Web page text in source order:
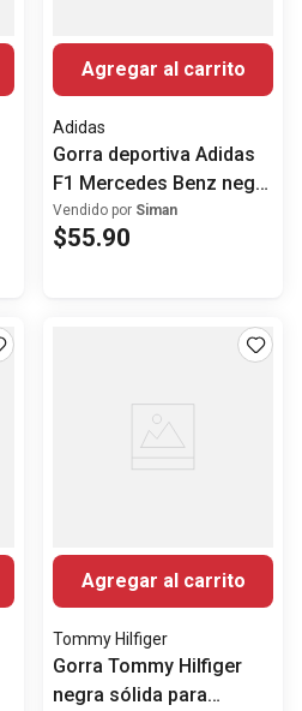
Agregar al carrito
Adidas
Gorra deportiva Adidas
F1 Mercedes Benz negra
estampada para hombre
Vendido por Siman
$55.90
Agregar al carrito
Tommy Hilfiger
Gorra Tommy Hilfiger
negra sólida para